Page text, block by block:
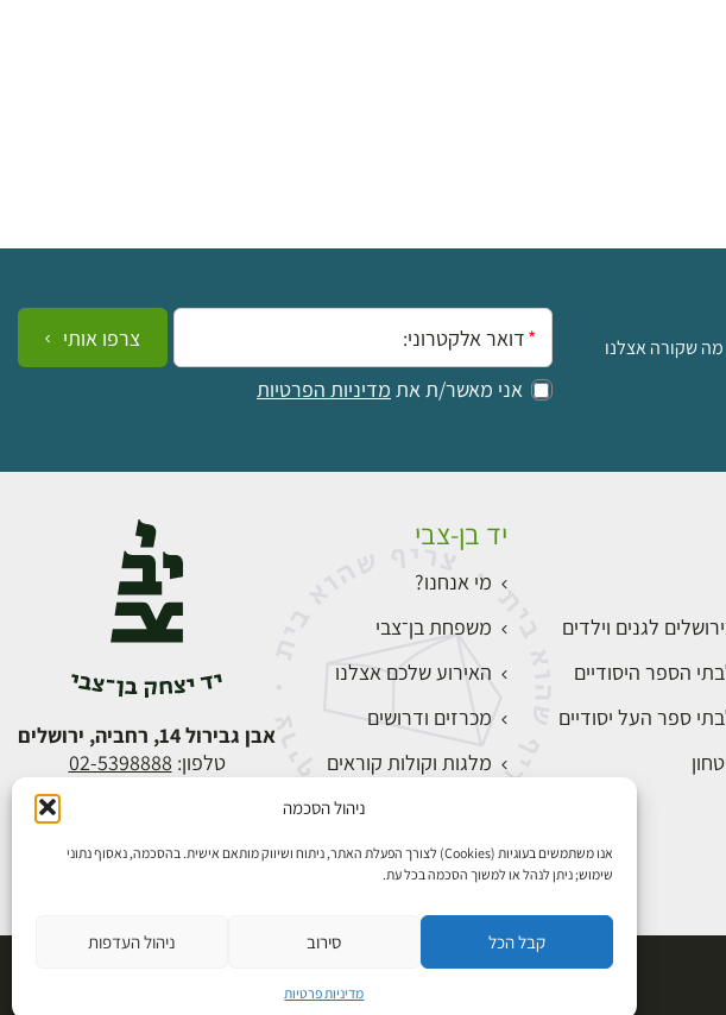
ניהול הסכמה
אנו משתמשים בעוגיות (Cookies) לצורך הפעלת האתר, ניתוח ושיווק מותאם אישית. בהסכמה, נאסוף נתוני
שימוש; ניתן לנהל או למשוך הסכמה בכל עת.
קבל הכל סירוב ניהול העדפות
מדיניות פרטיות
שקורה אצלנו
אימייל:
אני מאשר/ת את מדיניות הפרטיות
צרפו אותי
לגנים וילדים
הספר היסודיים
ספר העל יסודיים
יד בן-צבי
מי אנחנו?
משפחת בן־צבי
האירוע שלכם אצלנו
מכרזים ודרושים
מלגות וקולות קוראים
התחברות
אבן גבירול 14, רחביה, ירושלים
טלפון: 02-5398888